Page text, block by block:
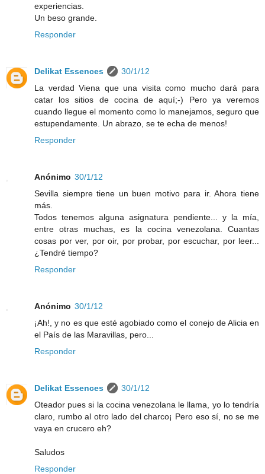
experiencias.
Un beso grande.
Responder
Delikat Essences
30/1/12
La verdad Viena que una visita como mucho dará para
catar los sitios de cocina de aquí;-) Pero ya veremos
cuando llegue el momento como lo manejamos, seguro que
estupendamente. Un abrazo, se te echa de menos!
Responder
Anónimo 30/1/12
Sevilla siempre tiene un buen motivo para ir. Ahora tiene
más.
Todos tenemos alguna asignatura pendiente... y la mía,
entre otras muchas, es la cocina venezolana. Cuantas
cosas por ver, por oir, por probar, por escuchar, por leer...
¿Tendré tiempo?
Responder
Anónimo 30/1/12
¡Ah!, y no es que esté agobiado como el conejo de Alicia en
el País de las Maravillas, pero...
Responder
Delikat Essences
30/1/12
Oteador pues si la cocina venezolana le llama, yo lo tendría
claro, rumbo al otro lado del charco¡ Pero eso sí, no se me
vaya en crucero eh?
Saludos
Responder